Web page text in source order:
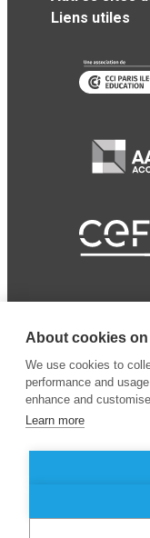
Liens utiles
Business School
About cookies
We use cookies to
performance and
enhance and
Learn more